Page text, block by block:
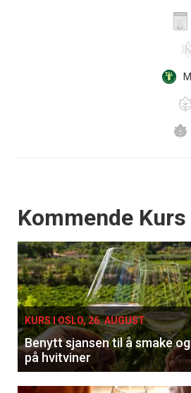
Events
Kommende Kurs
KURS I OSLO, 26. AUGUST
Benytt sjansen til å smake
på hvitviner